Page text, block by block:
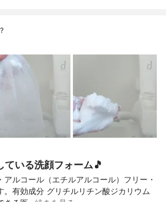
ている洗顔フォーム🎵
ルコール（エチルアルコール）フリー・
。有効成分 グリチルリチン酸ジカリウム